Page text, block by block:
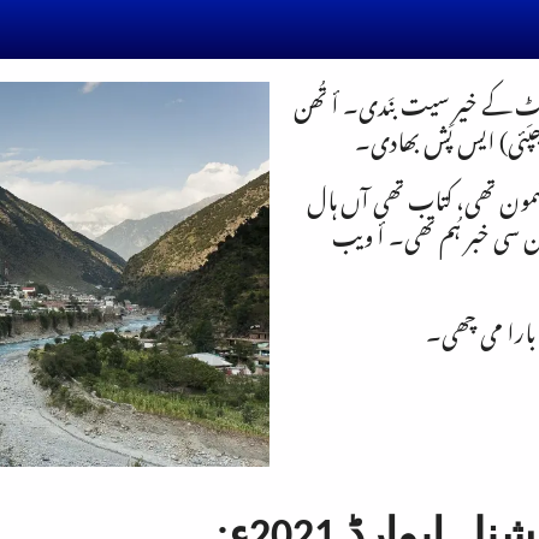
کے خیر سیت بنَدی۔ أ تُھن
ایس پَش بھادی۔
تھی، کتاب تھی آں ہال
سی خبر ہُم تھی۔ أ ویب
می چھی۔